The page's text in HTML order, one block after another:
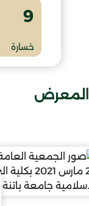
9
خسارة
المعرض